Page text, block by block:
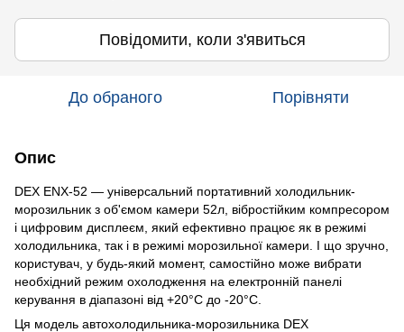
Повідомити, коли з'явиться
До обраного Порівняти
Опис
DEX ENX-52 — універсальний портативний холодильник-
морозильник з об'ємом камери 52л, вібростійким компресором
і цифровим дисплеєм, який ефективно працює як в режимі
холодильника, так і в режимі морозильної камери. І що зручно,
користувач, у будь-який момент, самостійно може вибрати
необхідний режим охолодження на електронній панелі
керування в діапазоні від +20°С до -20°С.
Ця модель автохолодильника-морозильника DEX